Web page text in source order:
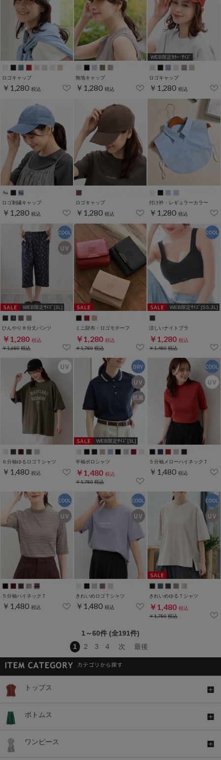
ロゴキャップ
￥1,280 税込
無地キャップ
￥1,280 税込
WEB限定ｶﾗｰ･ｻｲｽﾞ
ロゴキャップ
￥1,280 税込
ロゴ刺繍キャップ
￥1,280 税込
ロゴキャップ
￥1,280 税込
付け衿・レギュラーカラー
￥1,280 税込
WEB限定ｻｲｽﾞ[3L]
ひんやり８分丈パンツ
￥1,280 税込
￥1,680税込
ミニ財布・ロゴモチーフ
￥1,280 税込
￥1,780税込
WEB限定ｻｲｽﾞ[SS,3L]
涼しいナイトブラ
￥1,280 税込
￥1,480税込
６分袖ゆるロゴＴシャツ
￥1,480 税込
WEB限定ｻｲｽﾞ[3L]
半袖ポロシャツ
￥1,480 税込
￥1,780税込
５分袖メローハイネックＴ
￥1,480 税込
５分袖ハイネックＴ
￥1,480 税込
きれいめロゴＴシャツ
￥1,480 税込
きれいめゆるＴシャツ
￥1,480 税込
￥1,780税込
1～60件 (全191件)
1
2 3 4 次 最後
トップス
ボトムス
ワンピース